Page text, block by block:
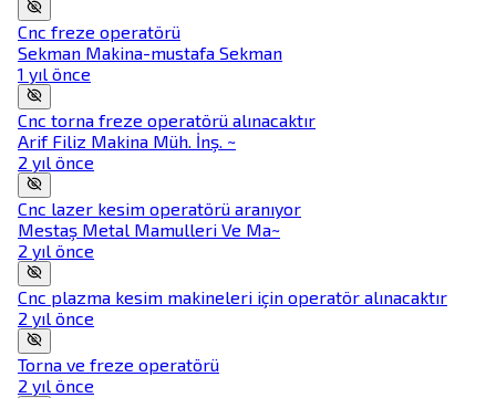
Cnc freze operatörü
Sekman Makina-mustafa Sekman
1 yıl önce
Cnc torna freze operatörü alınacaktır
Arif Filiz Makina Müh. İnş. ~
2 yıl önce
Cnc lazer kesim operatörü aranıyor
Mestaş Metal Mamulleri Ve Ma~
2 yıl önce
Cnc plazma kesim makineleri için operatör alınacaktır
2 yıl önce
Torna ve freze operatörü
2 yıl önce